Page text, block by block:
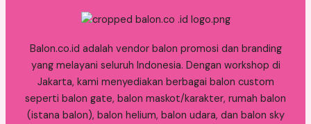
Balon.co.id adalah vendor balon promosi dan branding
yang melayani seluruh Indonesia. Dengan workshop di
Jakarta, kami menyediakan berbagai balon custom
seperti balon gate, balon maskot/karakter, rumah balon
(istana balon), balon helium, balon udara, dan balon sky